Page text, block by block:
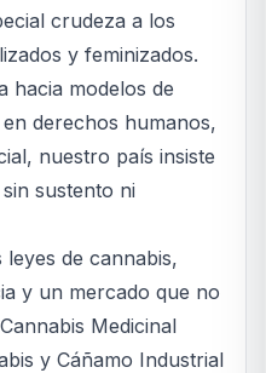
crudeza a los
y feminizados.
hacia modelos de
derechos humanos,
nuestro país insiste
sustento ni
de cannabis,
y un mercado que no
Medicinal
y Cáñamo Industrial